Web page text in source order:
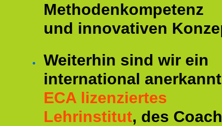
Methodenkompetenz
und innovativen
Weiterhin sind wir ein
international
ECA lizenziertes
Lehrinstitut, des